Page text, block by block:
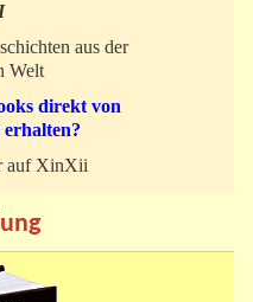
aus der
Welt
direkt von